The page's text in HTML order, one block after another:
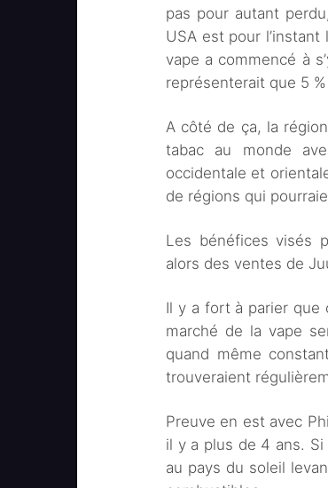
pas pour autant
USA est pour
vape a commencé à
représenterait que 5
A côté de ça, la
tabac au monde
occidentale et
de régions qui
Les bénéfices visés
alors des ventes de
Il y a fort à parier que
marché de la vape
quand même
trouveraient
Preuve en est avec
il y a plus de 4 ans. Si
au pays du soleil